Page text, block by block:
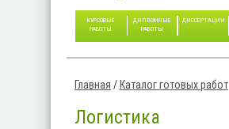
КУРСОВЫЕ
РАБОТЫ
ДИПЛОМНЫЕ
РАБОТЫ
ДИССЕРТАЦИИ
Главная / Каталог готовых работ
Логистика